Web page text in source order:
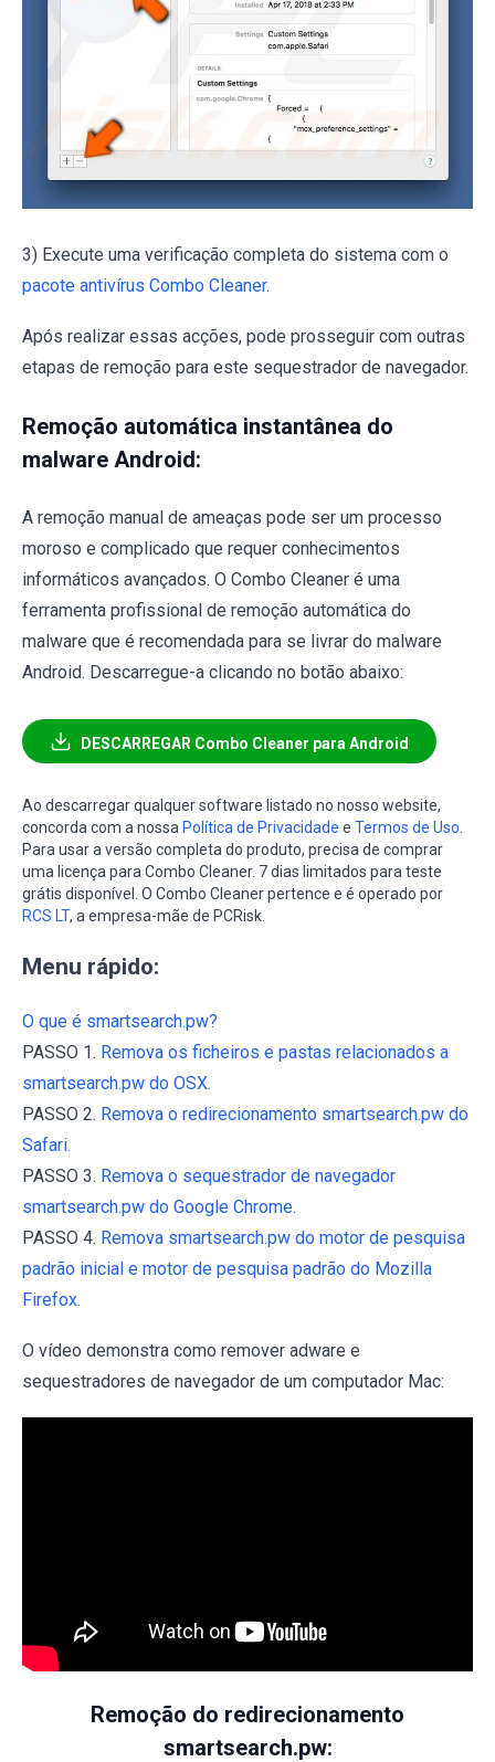
3) Execute uma verificação completa do sistema com o
pacote antivírus Combo Cleaner.
Após realizar essas acções, pode prosseguir com outras
etapas de remoção para este sequestrador de navegador.
Remoção automática instantânea do
malware Android:
A remoção manual de ameaças pode ser um processo
moroso e complicado que requer conhecimentos
informáticos avançados. O Combo Cleaner é uma
ferramenta profissional de remoção automática do
malware que é recomendada para se livrar do malware
Android. Descarregue-a clicando no botão abaixo:
DESCARREGAR Combo Cleaner para Android
Ao descarregar qualquer software listado no nosso website,
concorda com a nossa Política de Privacidade e Termos de Uso.
Para usar a versão completa do produto, precisa de comprar
uma licença para Combo Cleaner. 7 dias limitados para teste
grátis disponível. O Combo Cleaner pertence e é operado por
RCS LT, a empresa-mãe de PCRisk.
Menu rápido:
O que é smartsearch.pw?
PASSO 1. Remova os ficheiros e pastas relacionados a
smartsearch.pw do OSX.
PASSO 2. Remova o redirecionamento smartsearch.pw do
Safari.
PASSO 3. Remova o sequestrador de navegador
smartsearch.pw do Google Chrome.
PASSO 4. Remova smartsearch.pw do motor de pesquisa
padrão inicial e motor de pesquisa padrão do Mozilla
Firefox.
O vídeo demonstra como remover adware e
sequestradores de navegador de um computador Mac:
Remoção do redirecionamento
smartsearch.pw: